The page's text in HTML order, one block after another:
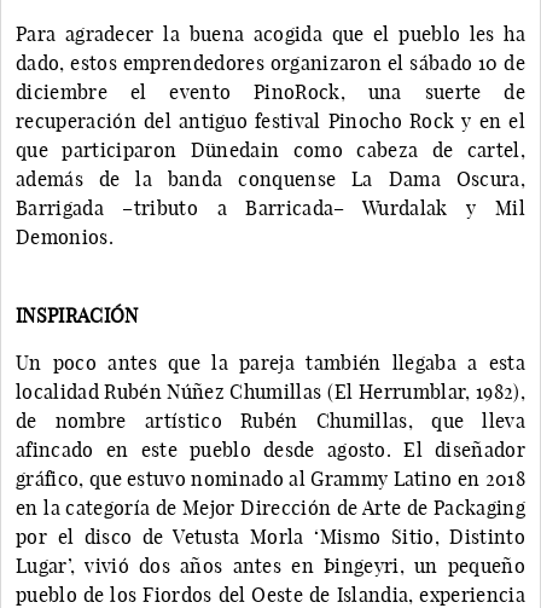
Para agradecer la buena acogida que el pueblo les ha
dado, estos emprendedores organizaron el sábado 10 de
diciembre el evento PinoRock, una suerte de
recuperación del antiguo festival Pinocho Rock y en el
que participaron Dünedain como cabeza de cartel,
además de la banda conquense La Dama Oscura,
Barrigada –tributo a Barricada– Wurdalak y Mil
Demonios.
INSPIRACIÓN
Un poco antes que la pareja también llegaba a esta
localidad Rubén Núñez Chumillas (El Herrumblar, 1982),
de nombre artístico Rubén Chumillas, que lleva
afincado en este pueblo desde agosto. El diseñador
gráfico, que estuvo nominado al Grammy Latino en 2018
en la categoría de Mejor Dirección de Arte de Packaging
por el disco de Vetusta Morla ‘Mismo Sitio, Distinto
Lugar’, vivió dos años antes en Þingeyri, un pequeño
pueblo de los Fiordos del Oeste de Islandia, experiencia